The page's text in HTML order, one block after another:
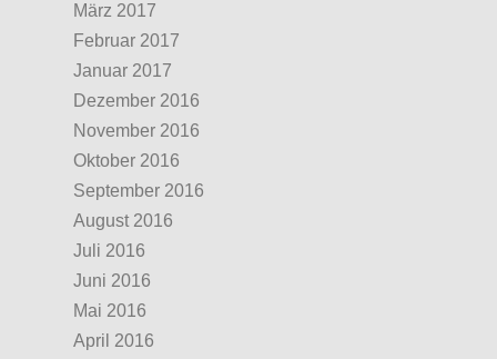
März 2017
Februar 2017
Januar 2017
Dezember 2016
November 2016
Oktober 2016
September 2016
August 2016
Juli 2016
Juni 2016
Mai 2016
April 2016